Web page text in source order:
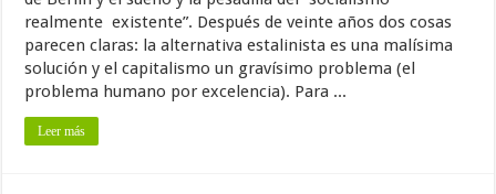
realmente existente”. Después de veinte años dos cosas
parecen claras: la alternativa estalinista es una malísima
solución y el capitalismo un gravísimo problema (el
problema humano por excelencia). Para ...
Leer más